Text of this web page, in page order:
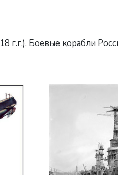
Боевые корабли